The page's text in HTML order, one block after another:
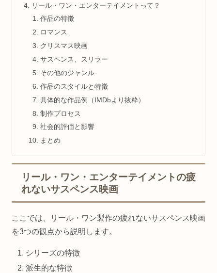
リール・ワン・エンターテイメントって？
作品の特徴
ロマンス
クリスマス映画
サスペンス、スリラー
その他のジャンル
作品のスタイルと特徴
具体的な作品例（IMDbより抜粋）
制作プロセス
社会的評価と影響
まとめ
リール・ワン・エンターテイメントの疲
れないサスペンス映画
ここでは、リール・ワン製作の疲れないサスペンス映画
を3つの観点から説明します。
シリーズの特徴
派生的な特徴